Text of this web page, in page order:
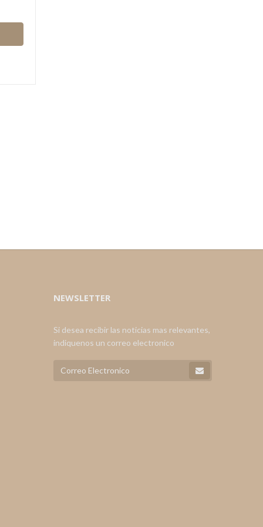
NEWSLETTER
Si desea recibir las noticias mas relevantes,
indiquenos un correo electronico